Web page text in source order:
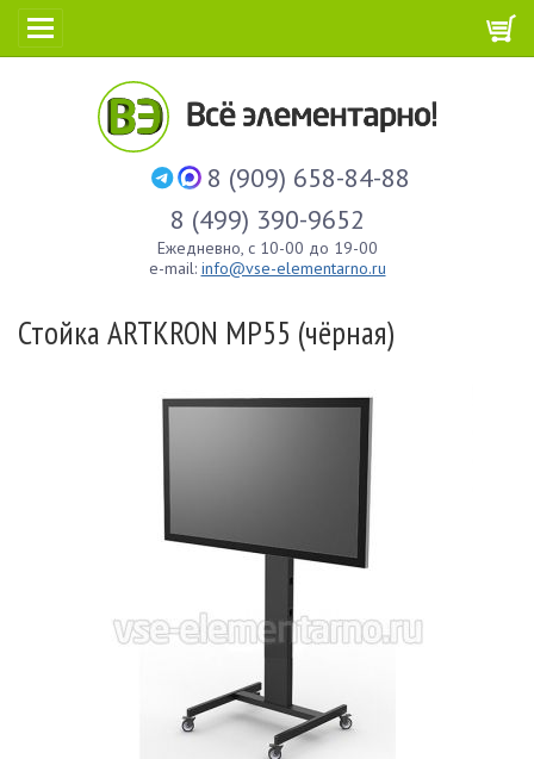
8 (909) 658-84-88
8 (499) 390-9652
Ежедневно, с 10-00 до 19-00
e-mail: info@vse-elementarno.ru
Стойка ARTKRON MP55 (чёрная)